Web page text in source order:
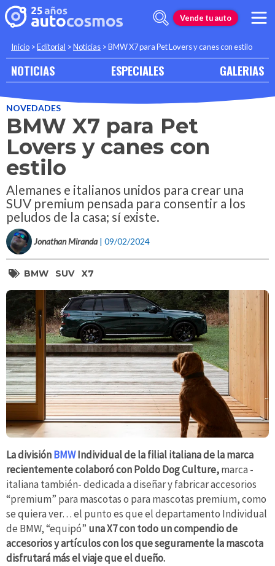
Vende tu auto
Inicio >Editorial >Noticias >BMW X7 para Pet Lovers y canes con estilo
NOTICIAS ESPECIALES GALERIAS
NOVEDADES
BMW X7 para Pet
Lovers y canes con
estilo
Alemanes e italianos unidos para crear una
SUV premium pensada para consentir a los
peludos de la casa; sí existe.
Jonathan Miranda | 09/02/2024
BMW SUV X7
La divisiónBMWIndividual de la filial italiana de la marca
recientemente colaboró con Poldo Dog Culture,marca -
italiana también- dedicada a diseñar y fabricar accesorios
“premium” para mascotas o para mascotas premium, como
se quiera ver… el punto es que el departamento Individual
de BMW, “equipó” una X7 con todo un compendio de
accesorios y artículos con los que seguramente la mascota
disfrutará más el viaje que el dueño.